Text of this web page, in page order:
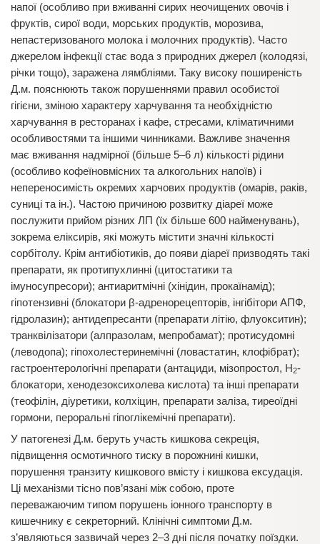
напої (особливо при вживанні сирих неочищених овочів і
фруктів, сирої води, морських продуктів, морозива,
непастеризованого молока і молочних продуктів). Часто
джерелом інфекції стає вода з природних джерел (колодязі,
річки тощо), заражена лямбліями. Таку високу поширеність
Д.м. пояснюють також порушеннями правил особистої
гігієни, зміною характеру харчування та необхідністю
харчування в ресторанах і кафе, стресами, кліматичними
особливостями та іншими чинниками. Важливе значення
має вживання надмірної (більше 5–6 л) кількості рідини
(особливо кофеїновмісних та алкогольних напоїв) і
непереносимість окремих харчових продуктів (омарів, раків,
суниці та ін.). Частою причиною розвитку діареї може
послужити прийом різних ЛП (їх більше 600 найменувань),
зокрема еліксирів, які можуть містити значні кількості
сорбітолу. Крім антибіотиків, до появи діареї призводять такі
препарати, як протипухлинні (цитостатики та
імуносупресори); антиаритмічні (хінідин, прокаїнамід);
гіпотензивні (блокатори β-адренорецепторів, інгібітори АПФ,
гідролазин); антидепресанти (препарати літію, флуокситин);
транквілізатори (алпразолам, мепробамат); протисудомні
(леводопа); гіпохолестеринемічні (ловастатин, клофібрат);
гастроентерологічні препарати (антациди, мізопростол, Н2-
блокатори, хенодезоксихолева кислота) та інші препарати
(теофілін, діуретики, колхіцин, препарати заліза, тиреоїдні
гормони, пероральні гіпоглікемічні препарати).
У патогенезі Д.м. беруть участь кишкова секреція,
підвищення осмотичного тиску в порожнині кишки,
порушення транзиту кишкового вмісту і кишкова ексудація.
Ці механізми тісно пов’язані між собою, проте
переважаючим типом порушень іонного транспорту в
кишечнику є секреторний. Клінічні симптоми Д.м.
з’являються зазвичай через 2–3 дні після початку поїздки.